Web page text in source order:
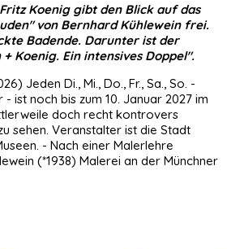
Koenig gibt den Blick auf das
von Bernhard Kühlewein frei.
Badende. Darunter ist der
Koenig. Ein intensives Doppel".
Jeden Di., Mi., Do., Fr., Sa., So. -
- ist noch bis zum 10. Januar 2027 im
doch recht kontrovers
sehen. Veranstalter ist die Stadt
- Nach einer Malerlehre
(*1938) Malerei an der Münchner